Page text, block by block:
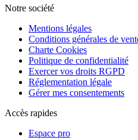
Notre société
Mentions légales
Conditions générales de
Charte Cookies
Politique de confidentialité
Exercer vos droits RGPD
Réglementation légale
Gérer mes consentements
Accès rapides
Espace pro